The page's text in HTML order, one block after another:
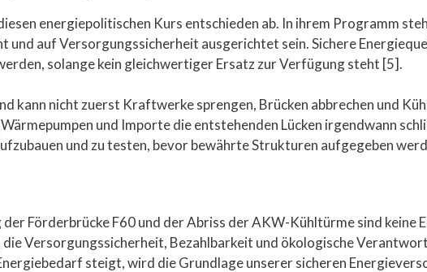
energiepolitischen Kurs entschieden ab. In ihrem Programm
und auf Versorgungssicherheit ausgerichtet sein. Sichere
solange kein gleichwertiger Ersatz zur Verfügung steht [5].
kann nicht zuerst Kraftwerke sprengen, Brücken abbrechen und
Wärmepumpen und Importe die entstehenden Lücken irgendwann
und zu testen, bevor bewährte Strukturen aufgegeben
der Förderbrücke F60 und der Abriss der AKW-Kühltürme sind keine
Versorgungssicherheit, Bezahlbarkeit und ökologische
steigt, wird die Grundlage unserer sicheren